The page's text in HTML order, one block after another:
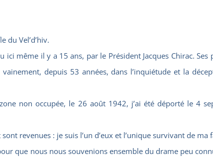
du Vel’d’hiv.
même il y a 15 ans, par le Président Jacques Chirac.
depuis 53 années, dans l’inquiétude et la
non occupée, le 26 août 1942, j’ai été déporté le 4
revenues : je suis l’un d’eux et l’unique survivant de ma
que nous nous souvenions ensemble du drame peu